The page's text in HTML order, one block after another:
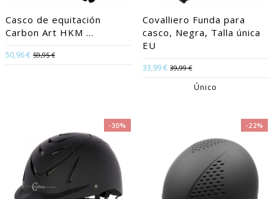
Casco de equitación
Carbon Art HKM ...
50,96 € 59,95 €
Covalliero Funda para
casco, Negra, Talla única
EU
33,99 € 39,99 €
Único
-30% -22%